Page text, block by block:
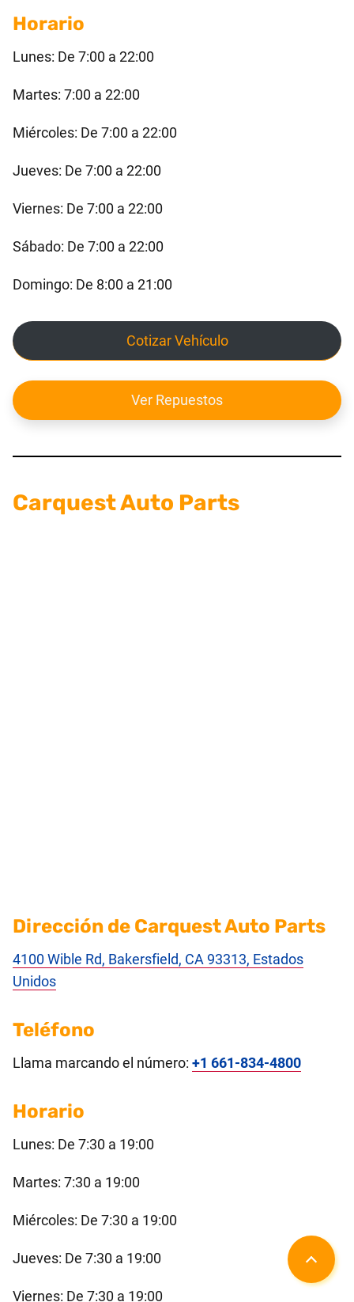
Horario
Lunes: De 7:00 a 22:00
Martes: 7:00 a 22:00
Miércoles: De 7:00 a 22:00
Jueves: De 7:00 a 22:00
Viernes: De 7:00 a 22:00
Sábado: De 7:00 a 22:00
Domingo: De 8:00 a 21:00
Cotizar Vehículo
Ver Repuestos
Carquest Auto Parts
Dirección de Carquest Auto Parts
4100 Wible Rd, Bakersfield, CA 93313, Estados
Unidos
Teléfono
Llama marcando el número: +1 661-834-4800
Horario
Lunes: De 7:30 a 19:00
Martes: 7:30 a 19:00
Miércoles: De 7:30 a 19:00
Jueves: De 7:30 a 19:00
Viernes: De 7:30 a 19:00